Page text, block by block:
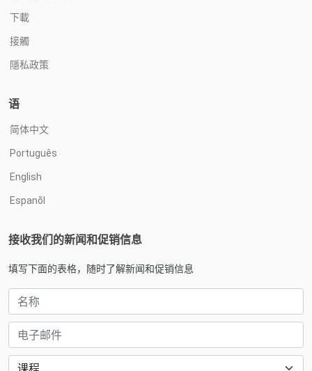
下載
接觸
隱私政策
语
简体中文
Português
English
Espanõl
接收我们的新闻和促销信息
填写下面的表格，随时了解新闻和促销信息